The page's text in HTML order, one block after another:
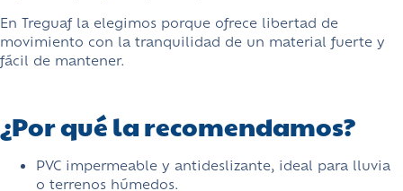
En Treguaf la elegimos porque ofrece libertad de
movimiento con la tranquilidad de un material fuerte y
fácil de mantener.
¿Por qué la recomendamos?
PVC impermeable y antideslizante, ideal para lluvia
o terrenos húmedos.